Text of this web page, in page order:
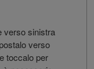
verso sinistra
verso
toccalo per